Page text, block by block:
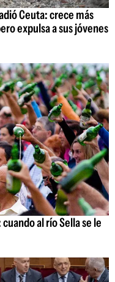
Ceuta: crece más
expulsa a sus jóvenes
al río Sella se le